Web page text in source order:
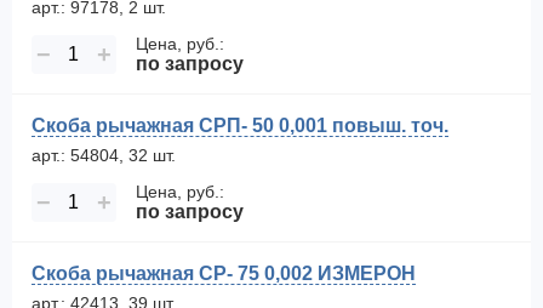
арт.: 97178, 2 шт.
− + Цена, руб.:
по запросу
Скоба рычажная СРП- 50 0,001 повыш. точ.
арт.: 54804, 32 шт.
− + Цена, руб.:
по запросу
Скоба рычажная СР- 75 0,002 ИЗМЕРОН
арт.: 42413, 39 шт.